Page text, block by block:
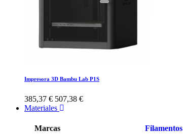
Impresora 3D Bambu Lab P1S
385,37 € 507,38 €
Materiales
Marcas Filamentos